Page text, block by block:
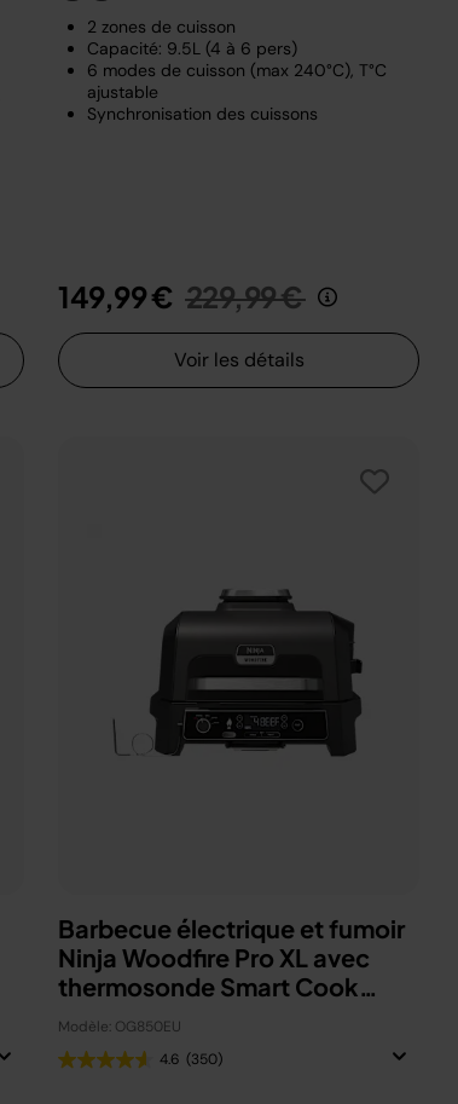
2 zones de cuisson
Capacité: 9.5L (4 à 6 pers)
6 modes de cuisson (max 240°C), T°C
ajustable
Synchronisation des cuissons
149,99 € Prix réduit de
229,99 €au
Voir les détails
Barbecue électrique et fumoir
Ninja Woodfire Pro XL avec
thermosonde Smart Cook
OG850EU
Modèle: OG850EU
4.6 (350)